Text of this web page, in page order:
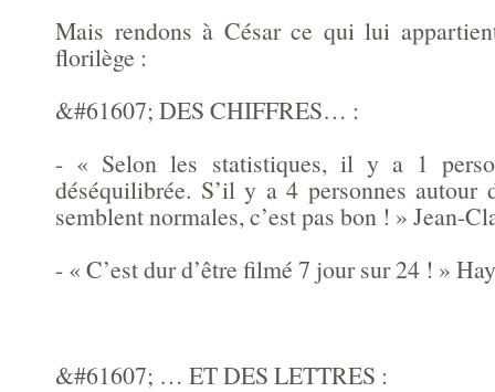
Mais rendons à César ce qui lui
florilège :
&#61607; DES CHIFFRES… :
- « Selon les statistiques, il y a 1
déséquilibrée. S’il y a 4 personnes autour
semblent normales, c’est pas bon ! » Jean-
- « C’est dur d’être filmé 7 jour sur 24 ! »
&#61607; … ET DES LETTRES :